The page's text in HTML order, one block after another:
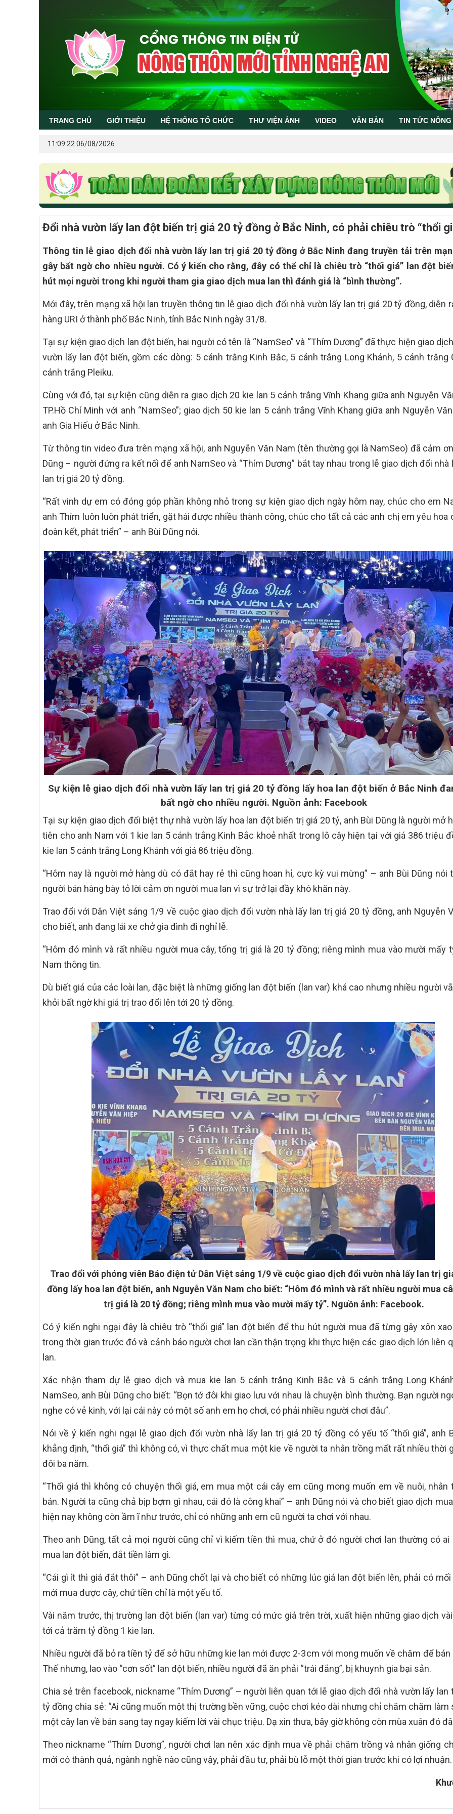
TRANG CHỦ GIỚI THIỆU HỆ THỐNG TỔ CHỨC THƯ VIỆN ẢNH VIDEO VĂN BẢN TIN TỨC
11:09:22 06/08/2026
Đổi nhà vườn lấy lan đột biến trị giá 20 tỷ đồng ở Bắc Ninh, có phải chiêu trò “thổi
Thông tin lễ giao dịch đổi nhà vườn lấy lan trị giá 20 tỷ đồng ở Bắc Ninh đang truyền tải trên
gây bất ngờ cho nhiều người. Có ý kiến cho rằng, đây có thể chỉ là chiêu trò “thổi giá” lan đột
hút mọi người trong khi người tham gia giao dịch mua lan thì đánh giá là “bình thường”.
Mới đây, trên mạng xã hội lan truyền thông tin lễ giao dịch đổi nhà vườn lấy lan trị giá 20 tỷ đồng, diễn
hàng URI ở thành phố Bắc Ninh, tỉnh Bắc Ninh ngày 31/8.
Tại sự kiện giao dịch lan đột biến, hai người có tên là “NamSeo” và “Thím Dương” đã thực hiện giao
vườn lấy lan đột biến, gồm các dòng: 5 cánh trắng Kinh Bắc, 5 cánh trắng Long Khánh, 5 cánh trắng
cánh trắng Pleiku.
Cùng với đó, tại sự kiện cũng diễn ra giao dịch 20 kie lan 5 cánh trắng Vĩnh Khang giữa anh Nguyễn
TP.Hồ Chí Minh với anh “NamSeo”; giao dịch 50 kie lan 5 cánh trắng Vĩnh Khang giữa anh Nguyễn
anh Gia Hiếu ở Bắc Ninh.
Từ thông tin video đưa trên mạng xã hội, anh Nguyễn Văn Nam (tên thường gọi là NamSeo) đã cảm
Dũng – người đứng ra kết nối để anh NamSeo và “Thím Dương” bắt tay nhau trong lễ giao dịch đổi nhà
lan trị giá 20 tỷ đồng.
“Rất vinh dự em có đóng góp phần không nhỏ trong sự kiện giao dịch ngày hôm nay, chúc cho em
anh Thím luôn luôn phát triển, gặt hái được nhiều thành công, chúc cho tất cả các anh chị em yêu hoa
đoàn kết, phát triển” – anh Bùi Dũng nói.
Sự kiện lễ giao dịch đổi nhà vườn lấy lan trị giá 20 tỷ đồng lấy hoa lan đột biến ở Bắc Ninh
bất ngờ cho nhiều người. Nguồn ảnh: Facebook
Tại sự kiện giao dịch đổi biệt thự nhà vườn lấy hoa lan đột biến trị giá 20 tỷ, anh Bùi Dũng là người mở
tiên cho anh Nam với 1 kie lan 5 cánh trắng Kinh Bắc khoẻ nhất trong lô cây hiện tại với giá 386 triệu
kie lan 5 cánh trắng Long Khánh với giá 86 triệu đồng.
“Hôm nay là người mở hàng dù có đắt hay rẻ thì cũng hoan hỉ, cực kỳ vui mừng” – anh Bùi Dũng nói
người bán hàng bày tỏ lời cảm ơn người mua lan vì sự trở lại đầy khó khăn này.
Trao đổi với Dân Việt sáng 1/9 về cuộc giao dịch đổi vườn nhà lấy lan trị giá 20 tỷ đồng, anh Nguyễn
cho biết, anh đang lái xe chở gia đình đi nghỉ lễ.
“Hôm đó mình và rất nhiều người mua cây, tổng trị giá là 20 tỷ đồng; riêng mình mua vào mười mấy
Nam thông tin.
Dù biết giá của các loài lan, đặc biệt là những giống lan đột biến (lan var) khá cao nhưng nhiều người
khỏi bất ngờ khi giá trị trao đổi lên tới 20 tỷ đồng.
Trao đổi với phóng viên Báo điện tử Dân Việt sáng 1/9 về cuộc giao dịch đổi vườn nhà lấy lan trị
đồng lấy hoa lan đột biến, anh Nguyễn Văn Nam cho biết: “Hôm đó mình và rất nhiều người mua
trị giá là 20 tỷ đồng; riêng mình mua vào mười mấy tỷ”. Nguồn ảnh: Facebook.
Có ý kiến nghi ngại đây là chiêu trò “thổi giá” lan đột biến để thu hút người mua đã từng gây xôn
trong thời gian trước đó và cảnh báo người chơi lan cần thận trọng khi thực hiện các giao dịch lớn liên
lan.
Xác nhận tham dự lễ giao dịch và mua kie lan 5 cánh trắng Kinh Bắc và 5 cánh trắng Long
NamSeo, anh Bùi Dũng cho biết: “Bọn tớ đôi khi giao lưu với nhau là chuyện bình thường. Bạn người
nghe có vẻ kinh, với lại cái này có một số anh em họ chơi, có phải nhiều người chơi đâu”.
Nói về ý kiến nghi ngại lễ giao dịch đổi vườn nhà lấy lan trị giá 20 tỷ đồng có yếu tố “thổi giá”, anh
khẳng định, “thổi giá” thì không có, vì thực chất mua một kie về người ta nhân trồng mất rất nhiều thời
đôi ba năm.
“Thổi giá thì không có chuyện thổi giá, em mua một cái cây em cũng mong muốn em về nuôi, nhân
bán. Người ta cũng chả bịp bợm gì nhau, cái đó là công khai” – anh Dũng nói và cho biết giao dịch
hiện nay không còn ầm ĩ như trước, chỉ có những anh em cũ người ta chơi với nhau.
Theo anh Dũng, tất cả mọi người cũng chỉ vì kiếm tiền thì mua, chứ ở đó người chơi lan thường có ai
mua lan đột biến, đắt tiền làm gì.
“Cái gì ít thì giá đắt thôi” – anh Dũng chốt lại và cho biết có những lúc giá lan đột biến lên, phải có mối
mới mua được cây, chứ tiền chỉ là một yếu tố.
Vài năm trước, thị trường lan đột biến (lan var) từng có mức giá trên trời, xuất hiện những giao dịch
tới cả trăm tỷ đồng 1 kie lan.
Nhiều người đã bỏ ra tiền tỷ để sở hữu những kie lan mới được 2-3cm với mong muốn về chăm để bán
Thế nhưng, lao vào “cơn sốt” lan đột biến, nhiều người đã ăn phải “trái đắng”, bị khuynh gia bại sản.
Chia sẻ trên facebook, nickname “Thím Dương” – người liên quan tới lễ giao dịch đổi nhà vườn lấy lan
tỷ đồng chia sẻ: “Ai cũng muốn một thị trường bền vững, cuộc chơi kéo dài nhưng chỉ chăm chăm làm
một cây lan về bán sang tay ngay kiếm lời vài chục triệu. Dạ xin thưa, bây giờ không còn mùa xuân đó
Theo nickname “Thím Dương”, người chơi lan nên xác định mua về phải chăm trồng và nhân giống
mới có thành quả, ngành nghề nào cũng vậy, phải đầu tư, phải bù lỗ một thời gian trước khi có lợi nhuận.